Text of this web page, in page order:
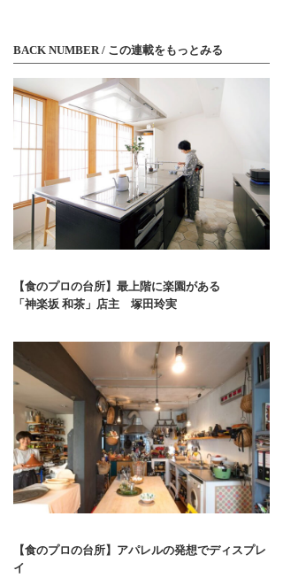
BACK NUMBER / この連載をもっとみる
【食のプロの台所】最上階に楽園がある
「神楽坂 和茶」店主 塚田玲実
【食のプロの台所】アパレルの発想でディスプレ
イ